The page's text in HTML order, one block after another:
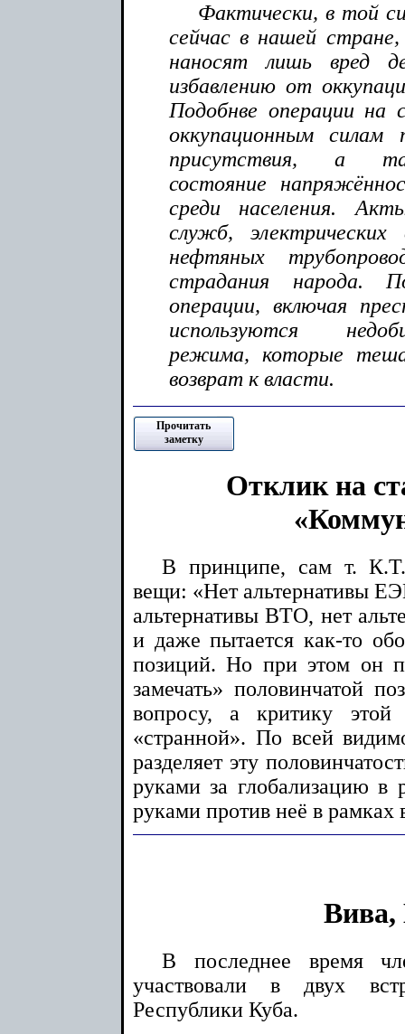
Фактически, в той
сейчас в нашей
наносят лишь вред
избавлению от
Подобнве операции на
оккупационным силам
присутствия, а
состояние
среди населения.
служб,
нефтяных
страдания народа.
операции, включая
используются
режима, которые
возврат к власти.
Прочитать
заметку
Отклик на
В принципе, сам т.
вещи: «Нет альтернативы
альтернативы ВТО, нет
и даже пытается как-то
позиций. Но при этом он
замечать» половинчатой
вопросу, а критику этой
«странной». По всей
разделяет эту
руками за глобализацию
руками против неё в рамках
Вива,
В последнее время
участвовали в двух
Республики Куба.